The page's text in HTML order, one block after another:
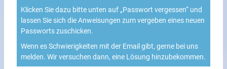
Klicken Sie dazu bitte unten auf „Passwort vergessen“ und
lassen Sie sich die Anweisungen zum vergeben eines neuen
Passworts zuschicken.
Wenn es Schwierigkeiten mit der Email gibt, gerne bei uns
melden. Wir versuchen dann, eine Lösung hinzubekommen.